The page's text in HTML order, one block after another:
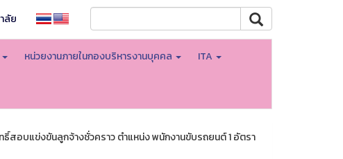
ลัย
หน่วยงานภายในกองบริหารงานบุคคล ITA
สอบแข่งขันลูกจ้างชั่วคราว ตำแหน่ง พนักงานขับรถยนต์ 1 อัตรา